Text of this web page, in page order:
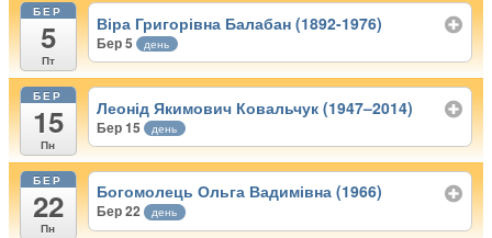
БЕР
5
Пт
Віра Григорівна Балабан (1892-1976)
Бер 5 день
БЕР
15
Пн
Леонід Якимович Ковальчук (1947–2014)
Бер 15 день
БЕР
22
Пн
Богомолець Ольга Вадимівна (1966)
Бер 22 день